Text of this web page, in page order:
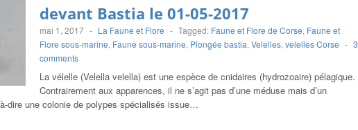
devant Bastia le 01-05-2017
mai 1, 2017 - La Faune et Flore - Tagged: Faune et Flore de Corse, Faune et
Flore sous-marine, Faune sous-marine, Plongée bastia, Velelles, velelles Corse - 3
comments
La vélelle (Velella velella) est une espèce de cnidaires (hydrozoaire) pélagique.
Contrairement aux apparences, il ne s’agit pas d’une méduse mais d’un
dire une colonie de polypes spécialisés issue…